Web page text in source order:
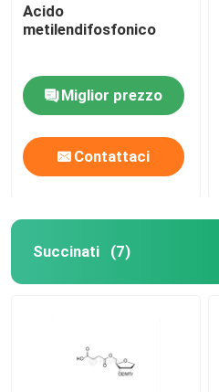
Acido
metilendifosfonico
Miglior prezzo
Contattaci
Succinati (7)